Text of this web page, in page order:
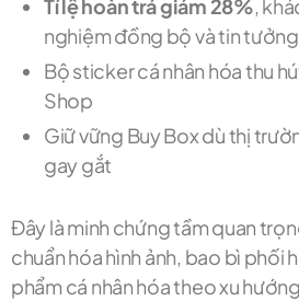
Tỉ lệ hoàn trả giảm 28%,
nghiệm đồng bộ và tin
Bộ sticker cá nhân hóa thu
Shop
Giữ vững Buy Box dù thị
gay gắt
Đây là minh chứng tầm quan
chuẩn hóa hình ảnh, bao bì phối
phẩm cá nhân hóa theo xu